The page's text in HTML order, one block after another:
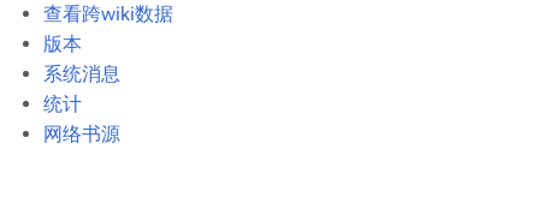
查看跨wiki数据
版本
系统消息
统计
网络书源